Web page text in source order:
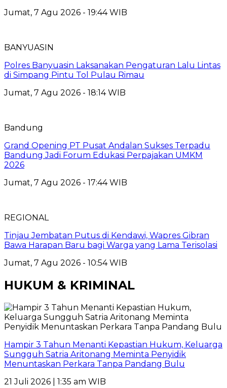
Jumat, 7 Agu 2026 - 19:44 WIB
BANYUASIN
Polres Banyuasin Laksanakan Pengaturan Lalu Lintas
di Simpang Pintu Tol Pulau Rimau
Jumat, 7 Agu 2026 - 18:14 WIB
Bandung
Grand Opening PT Pusat Andalan Sukses Terpadu
Bandung Jadi Forum Edukasi Perpajakan UMKM
2026
Jumat, 7 Agu 2026 - 17:44 WIB
REGIONAL
Tinjau Jembatan Putus di Kendawi, Wapres Gibran
Bawa Harapan Baru bagi Warga yang Lama Terisolasi
Jumat, 7 Agu 2026 - 10:54 WIB
HUKUM & KRIMINAL
Hampir 3 Tahun Menanti Kepastian Hukum, Keluarga
Sungguh Satria Aritonang Meminta Penyidik
Menuntaskan Perkara Tanpa Pandang Bulu
21 Juli 2026 | 1:35 am WIB